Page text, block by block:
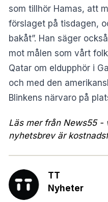
som tillhör Hamas, att
förslaget på tisdagen,
bakåt”. Han säger
mot målen som vårt
Qatar om eldupphör i
och med den
Blinkens närvaro på
Läs mer från News55 -
nyhetsbrev är
TT
Nyheter